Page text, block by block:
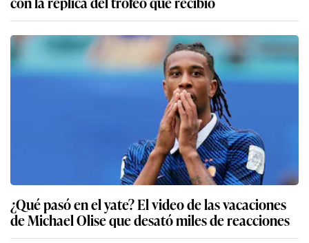
¿Qué pasó en el yate? El video de las vacaciones
de Michael Olise que desató miles de reacciones